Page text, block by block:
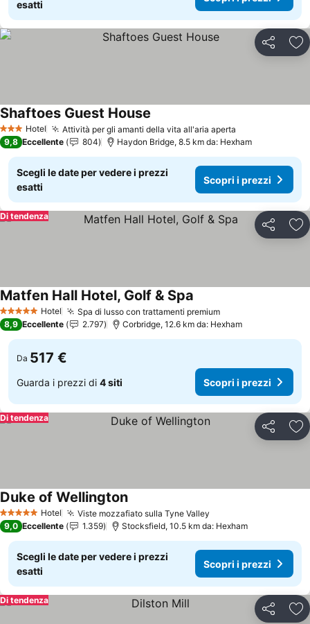
esatti
Condividi
3 StelleHotel Attività per gli amanti della vita all'aria aperta
Shaftoes Guest House
9,8 Eccellente 804 Haydon Bridge, 8.5 km da: Hexham
Scegli le date per vedere i prezzi
esatti
Scopri i prezzi
Condividi
Di tendenza
5 Stelle Hotel Spa di lusso con trattamenti premium
Matfen Hall Hotel, Golf & Spa
8,9 Eccellente 2.797 Corbridge, 12.6 km da: Hexham
Da 517 €
Guarda i prezzi di 4 siti Scopri i prezzi
Condividi
Di tendenza
5 Stelle Hotel Viste mozzafiato sulla Tyne Valley
Duke of Wellington
9,0 Eccellente 1.359 Stocksfield, 10.5 km da: Hexham
Scegli le date per vedere i prezzi
esatti
Scopri i prezzi
Condividi
Di tendenza